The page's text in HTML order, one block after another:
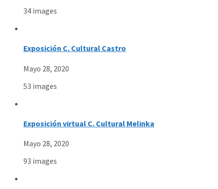
34 images
Exposición C. Cultural Castro
Mayo 28, 2020
53 images
Exposición virtual C. Cultural Melinka
Mayo 28, 2020
93 images